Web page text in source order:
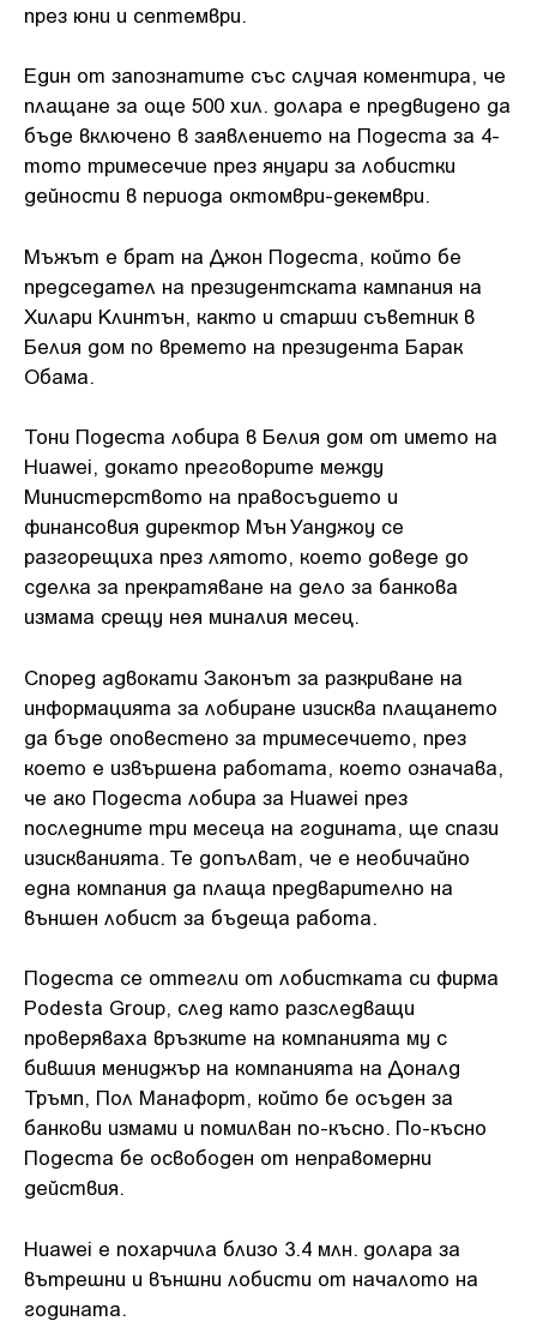
през юни и септември.
Един от запознатите със случая коментира, че
плащане за още 500 хил. долара е предвидено да
бъде включено в заявлението на Подеста за 4-
тото тримесечие през януари за лобистки
дейности в периода октомври-декември.
Мъжът е брат на Джон Подеста, който бе
председател на президентската кампания на
Хилари Клинтън, както и старши съветник в
Белия дом по времето на президента Барак
Обама.
Тони Подеста лобира в Белия дом от името на
Huawei, докато преговорите между
Министерството на правосъдието и
финансовия директор Мън Уанджоу се
разгорещиха през лятото, което доведе до
сделка за прекратяване на дело за банкова
измама срещу нея миналия месец.
Според адвокати Законът за разкриване на
информацията за лобиране изисква плащането
да бъде оповестено за тримесечието, през
което е извършена работата, което означава,
че ако Подеста лобира за Huawei през
последните три месеца на годината, ще спази
изискванията. Те допълват, че е необичайно
една компания да плаща предварително на
външен лобист за бъдеща работа.
Подеста се оттегли от лобистката си фирма
Podesta Group, след като разследващи
проверяваха връзките на компанията му с
бившия мениджър на компанията на Доналд
Тръмп, Пол Манафорт, който бе осъден за
банкови измами и помилван по-късно. По-късно
Подеста бе освободен от неправомерни
действия.
Huawei е похарчила близо 3.4 млн. долара за
вътрешни и външни лобисти от началото на
годината.